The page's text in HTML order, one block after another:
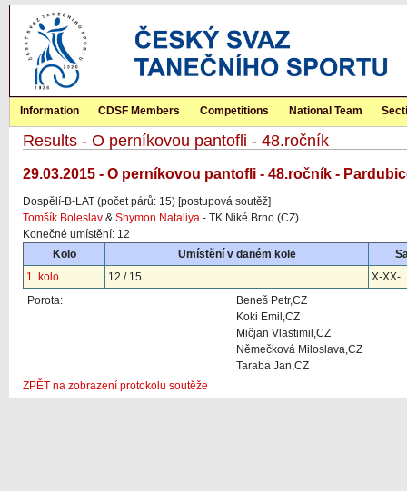
Information CDSF Members Competitions National Team
Results - O perníkovou pantofli - 48.ročník
29.03.2015 - O perníkovou pantofli - 48.ročník -
Dospělí-B-LAT (počet párů: 15) [postupová soutěž]
Tomšík Boleslav & Shymon Nataliya - TK Niké Brno (CZ)
Konečné umístění: 12
Kolo
Umístění v daném kole
1. kolo
12 / 15
X-XX-
Porota:
Beneš Petr,CZ
Koki Emil,CZ
Mičjan Vlastimil,CZ
Němečková Miloslava,CZ
Taraba Jan,CZ
ZPĚT na zobrazení protokolu soutěže